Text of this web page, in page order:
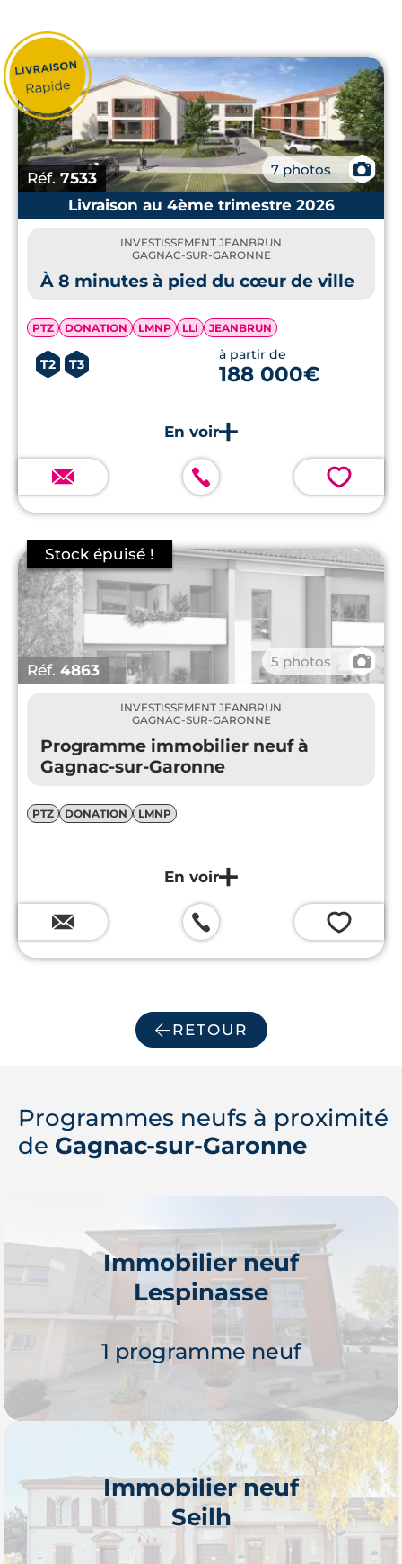
Réf. 7533 7 photos
📷
Livraison au 4ème trimestre 2026
INVESTISSEMENT JEANBRUN
GAGNAC-SUR-GARONNE
À 8 minutes à pied du cœur de ville
PTZ DONATION LMNP LLI JEANBRUN
T2 T3
à partir de
188 000€
💗
Réf. 4863 5 photos 📷
INVESTISSEMENT JEANBRUN
GAGNAC-SUR-GARONNE
Programme immobilier neuf à
Gagnac-sur-Garonne
PTZ DONATION LMNP
💗
RETOUR
Programmes neufs à proximité
de Gagnac-sur-Garonne
Immobilier neuf
Lespinasse
1 programme neuf
Je découvre
Immobilier neuf
Seilh